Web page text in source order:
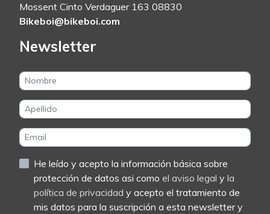
Mossent Cinto Verdaguer 163 08830
Bikeboi@bikeboi.com
Newsletter
He leído y acepto la información básica sobre
protección de datos asi como el aviso legal y la
política de privacidad y acepto el tratamiento de
mis datos para la suscripción a esta newsletter y